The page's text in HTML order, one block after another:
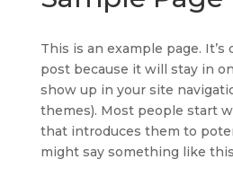
This is an example page.
post because it will stay in
show up in your site
themes). Most people start
that introduces them to
might say something like